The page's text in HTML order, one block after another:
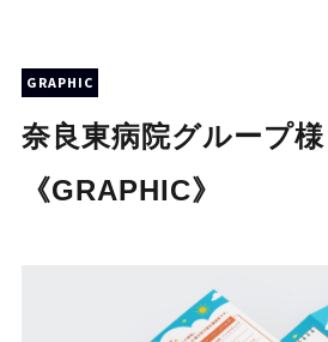
GRAPHIC
奈良東病院グループ様
《GRAPHIC》